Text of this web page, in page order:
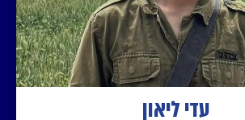
עדי ליאון